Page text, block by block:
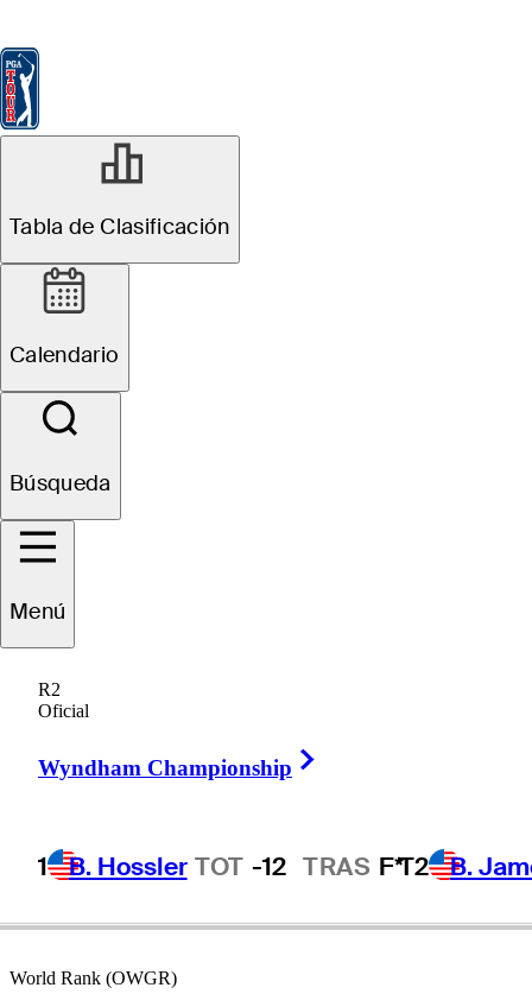
Tabla de Clasificación
Calendario
Búsqueda
Menú
R2
Oficial
Wyndham Championship
1 B. Hossler TOT -12 TRAS F*T2 B.
Chris
World Rank (OWGR)